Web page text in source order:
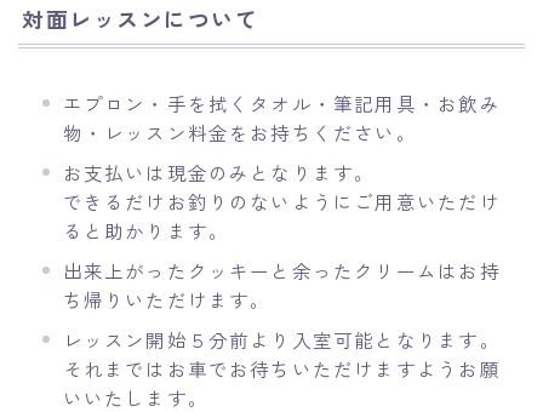
対面レッスンについて
エプロン・手を拭くタオル・筆記用具・お飲み
物・レッスン料金をお持ちください。
お支払いは現金のみとなります。
できるだけお釣りのないようにご用意いただけ
ると助かります。
出来上がったクッキーと余ったクリームはお持
ち帰りいただけます。
レッスン開始５分前より入室可能となります。
それまではお車でお待ちいただけますようお願
いいたします。